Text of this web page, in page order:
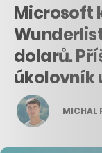
Microsoft
dolarů.
úkolovník
MICHAL